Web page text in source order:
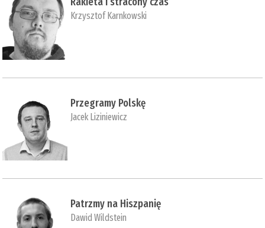
Krzysztof Karnkowski
Przegramy Polskę
Jacek Liziniewicz
Patrzmy na Hiszpanię
Dawid Wildstein